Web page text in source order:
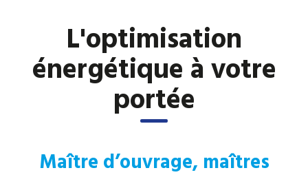
L'optimisation
énergétique à votre
portée
Maître d’ouvrage, maîtres